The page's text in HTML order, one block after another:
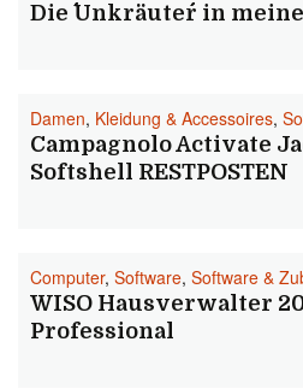
Die ´´Unkräuter´´ in
Damen, Kleidung & Accessoires,
Campagnolo Activate
Softshell RESTPOSTEN
Computer, Software, Software &
WISO Hausverwalter
Professional